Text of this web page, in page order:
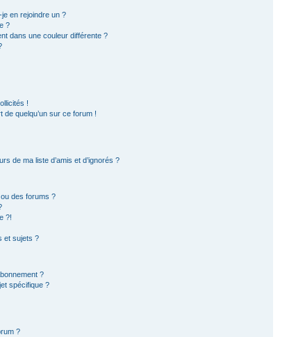
en rejoindre un ?
?
dans une couleur différente ?
!
de quelqu’un sur ce forum !
de ma liste d’amis et d’ignorés ?
des forums ?
?!
et sujets ?
?
spécifique ?
?